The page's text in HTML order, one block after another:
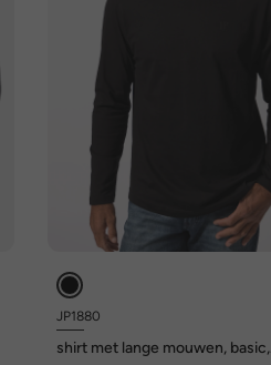
JP1880
shirt met lange mouwen, basic,